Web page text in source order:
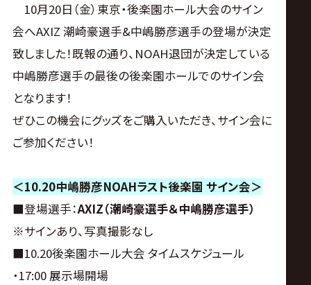
ノ
ア
公
式
サ
イ
ト
10月20日（金）東京・後楽園ホール大会のサイン
会へAXIZ 潮崎豪選手&中嶋勝彦選手の登場が決定
致しました！既報の通り、NOAH退団が決定している
中嶋勝彦選手の最後の後楽園ホールでのサイン会
となります！
ぜひこの機会にグッズをご購入いただき、サイン会に
ご参加ください！
＜10.20中嶋勝彦NOAHラスト後楽園 サイン会＞
■登場選手：AXIZ（潮崎豪選手＆中嶋勝彦選手）
※サインあり、写真撮影なし
■10.20後楽園ホール大会 タイムスケジュール
・17:00 展示場開場